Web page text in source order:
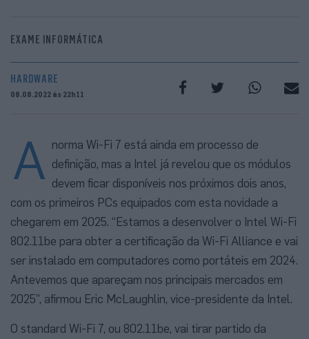
EXAME INFORMÁTICA
HARDWARE
08.08.2022 às 22h11
A norma Wi-Fi 7 está ainda em processo de
definição, mas a Intel já revelou que os módulos
devem ficar disponíveis nos próximos dois anos,
com os primeiros PCs equipados com esta novidade a
chegarem em 2025. “Estamos a desenvolver o Intel Wi-Fi
802.11be para obter a certificação da Wi-Fi Alliance e vai
ser instalado em computadores como portáteis em 2024.
Antevemos que apareçam nos principais mercados em
2025”, afirmou Eric McLaughlin, vice-presidente da Intel.
O standard Wi-Fi 7, ou 802.11be, vai tirar partido da